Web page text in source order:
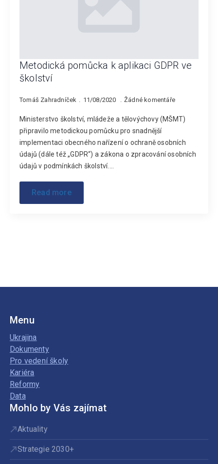
Metodická pomůcka k aplikaci GDPR ve
školství
Tomáš Zahradníček 11/08/2020 Žádné komentáře
Ministerstvo školství, mládeže a tělovýchovy (MŠMT)
připravilo metodickou pomůcku pro snadnější
implementaci obecného nařízení o ochraně osobních
údajů (dále též „GDPR“) a zákona o zpracování osobních
údajů v podmínkách školství.…
Read more
Menu
Ukrajina
Dokumenty
Pro vedení školy
Kariéra
Reformy
Data
Mohlo by Vás zajímat
Aktuality
Strategie 2030+